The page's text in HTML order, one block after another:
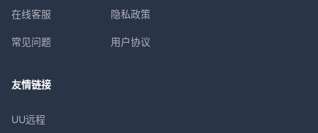
在线客服
常见问题
隐私政策
用户协议
友情链接
UU远程